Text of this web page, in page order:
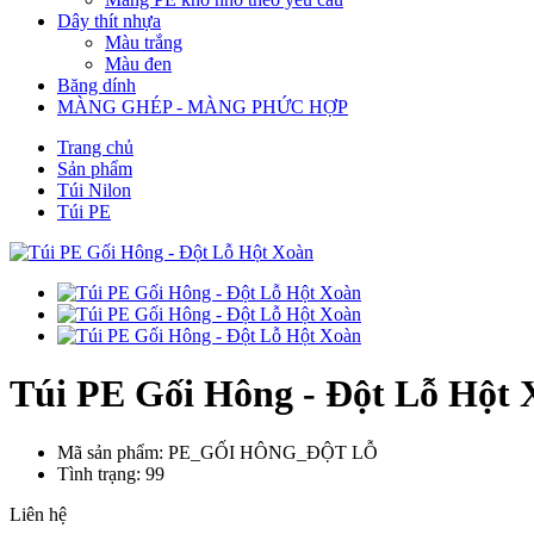
Dây thít nhựa
Màu trắng
Màu đen
Băng dính
MÀNG GHÉP - MÀNG PHỨC HỢP
Trang chủ
Sản phẩm
Túi Nilon
Túi PE
Túi PE Gối Hông - Đột Lỗ Hột
Mã sản phẩm: PE_GỐI HÔNG_ĐỘT LỖ
Tình trạng: 99
Liên hệ